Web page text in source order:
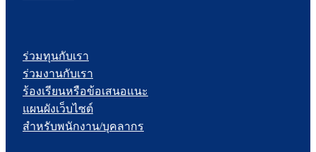
ร่วมทุนกับเรา
ร่วมงานกับเรา
ร้องเรียนหรือข้อเสนอแนะ
แผนผังเว็บไซต์
สำหรับพนักงาน/บุคลากร